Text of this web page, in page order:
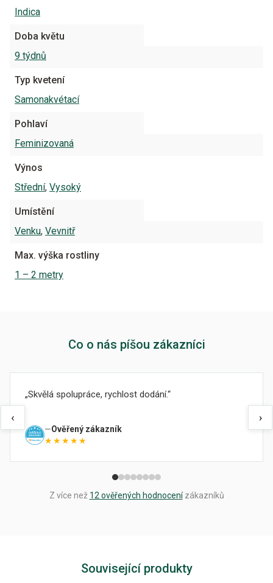
Indica
Doba květu
9 týdnů
Typ kvetení
Samonakvétací
Pohlaví
Feminizovaná
Výnos
Střední, Vysoký
Umístění
Venku, Vevnitř
Max. výška rostliny
1 – 2 metry
Co o nás píšou zákazníci
‹
Skvělá spolupráce, rychlost dodání.
Ověřený zákazník
★★★★★
›
Z více než 12 ověřených hodnocenízákazníků
Související produkty